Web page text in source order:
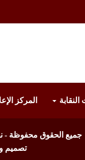
المركز
جميع الحقوق محفوظة -
تصميم